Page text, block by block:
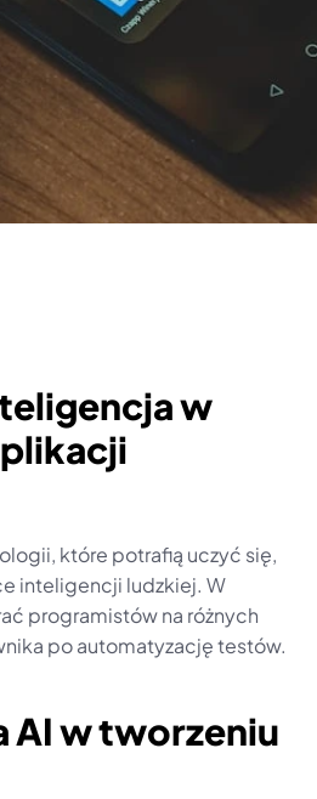
w
które potrafią uczyć się,
inteligencji ludzkiej. W
programistów na różnych
po automatyzację testów.
AI w tworzeniu